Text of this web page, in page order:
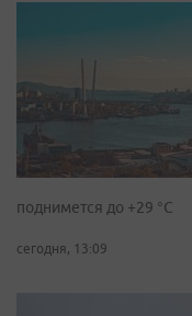
поднимется до +29 °С
сегодня, 13:09